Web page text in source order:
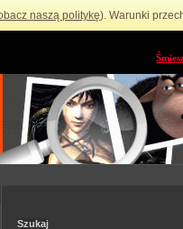
naszą politykę). Warunki
Szukaj